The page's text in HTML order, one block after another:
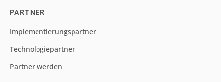
PARTNER
Implementierungspartner
Technologiepartner
Partner werden